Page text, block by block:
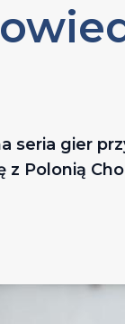
seria gier
z Polonią